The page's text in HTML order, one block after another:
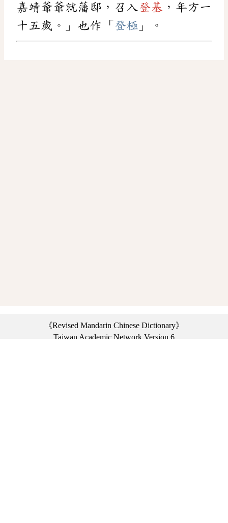
嘉靖爺爺就藩邸，召入登基 ，年方一
十五歲。」也作「 登極 」。
《Revised Mandarin Chinese Dictionary》
Taiwan Academic Network Version 6